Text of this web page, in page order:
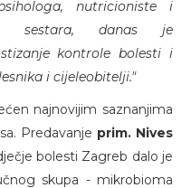
nutricioniste i
sestara, danas je
kontrole bolesti i
i cijeleobitelji."
najnovijim saznanjima
Predavanje prim. Nives
bolesti Zagreb dalo je
skupa - mikrobioma